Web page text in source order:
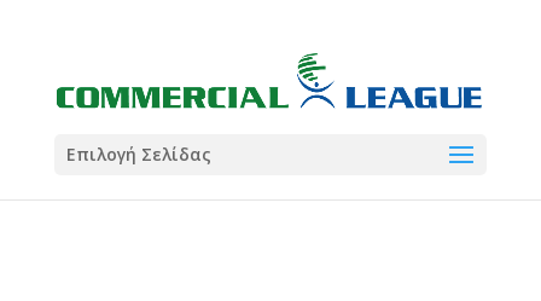
Coral
Σωματείο ΣΟΛ
Coral
5
Επιλογή Σελίδας